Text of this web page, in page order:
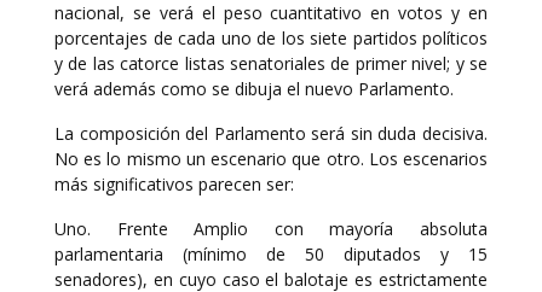
nacional, se verá el peso cuantitativo en votos y en
porcentajes de cada uno de los siete partidos políticos
y de las catorce listas senatoriales de primer nivel; y se
verá además como se dibuja el nuevo Parlamento.
La composición del Parlamento será sin duda decisiva.
No es lo mismo un escenario que otro. Los escenarios
más significativos parecen ser:
Uno. Frente Amplio con mayoría absoluta
parlamentaria (mínimo de 50 diputados y 15
senadores), en cuyo caso el balotaje es estrictamente